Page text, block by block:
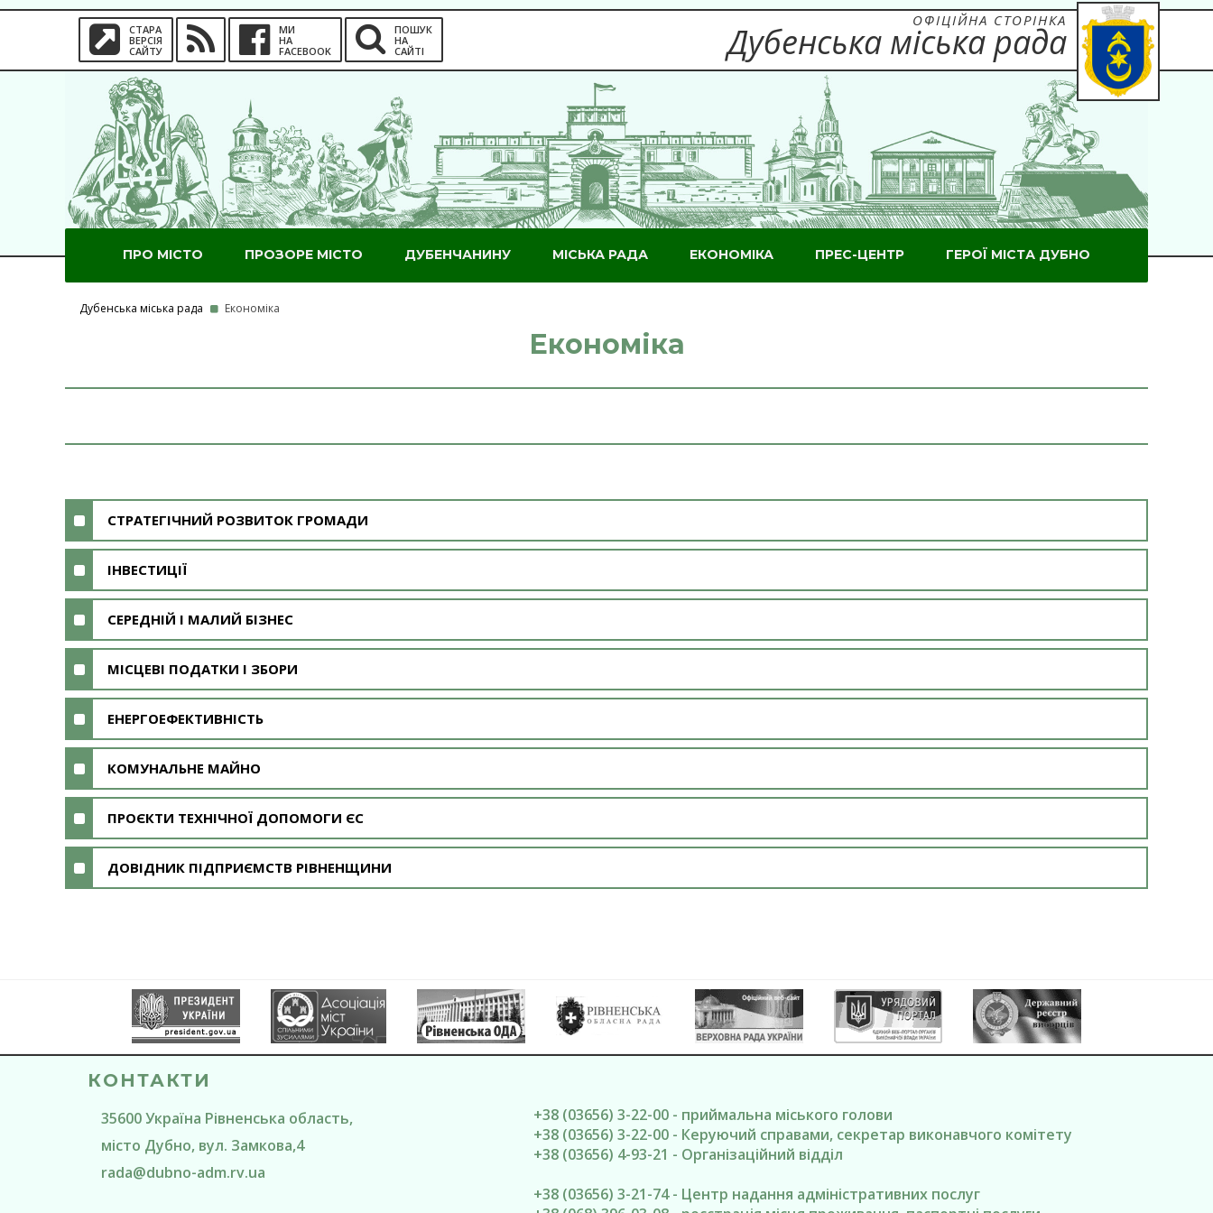
СТАРА
ВЕРСІЯ
САЙТУ
МИ
НА
FACEBOOK
ПОШУК
НА
САЙТІ
ОФІЦІЙНА СТОРІНКА
Дубенська міська рада
ПРО МІСТО ПРОЗОРЕ МІСТО ДУБЕНЧАНИНУ МІСЬКА РАДА ЕКОНОМІКА ПРЕС-ЦЕНТР ГЕРОЇ МІСТА ДУБНО
Дубенська міська рада Економіка
Економіка
СТРАТЕГІЧНИЙ РОЗВИТОК ГРОМАДИ
ІНВЕСТИЦІЇ
СЕРЕДНІЙ І МАЛИЙ БІЗНЕС
МІСЦЕВІ ПОДАТКИ І ЗБОРИ
ЕНЕРГОЕФЕКТИВНІСТЬ
КОМУНАЛЬНЕ МАЙНО
ПРОЄКТИ ТЕХНІЧНОЇ ДОПОМОГИ ЄС
ДОВІДНИК ПІДПРИЄМСТВ РІВНЕНЩИНИ
КОНТАКТИ
35600Україна Рівненська область,
місто Дубно, вул. Замкова,4
rada@dubno-adm.rv.ua
+38 (03656) 3-22-00 - приймальна міського голови
+38 (03656) 3-22-00 - Керуючий справами, секретар виконавчого комітету
+38 (03656) 4-93-21 - Організаційний відділ
+38 (03656) 3-21-74 - Центр надання адміністративних послуг